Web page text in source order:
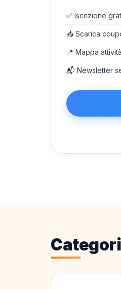
✅ Iscrizione
📥 Scarica
📍 Mappa
📬 Newsletter